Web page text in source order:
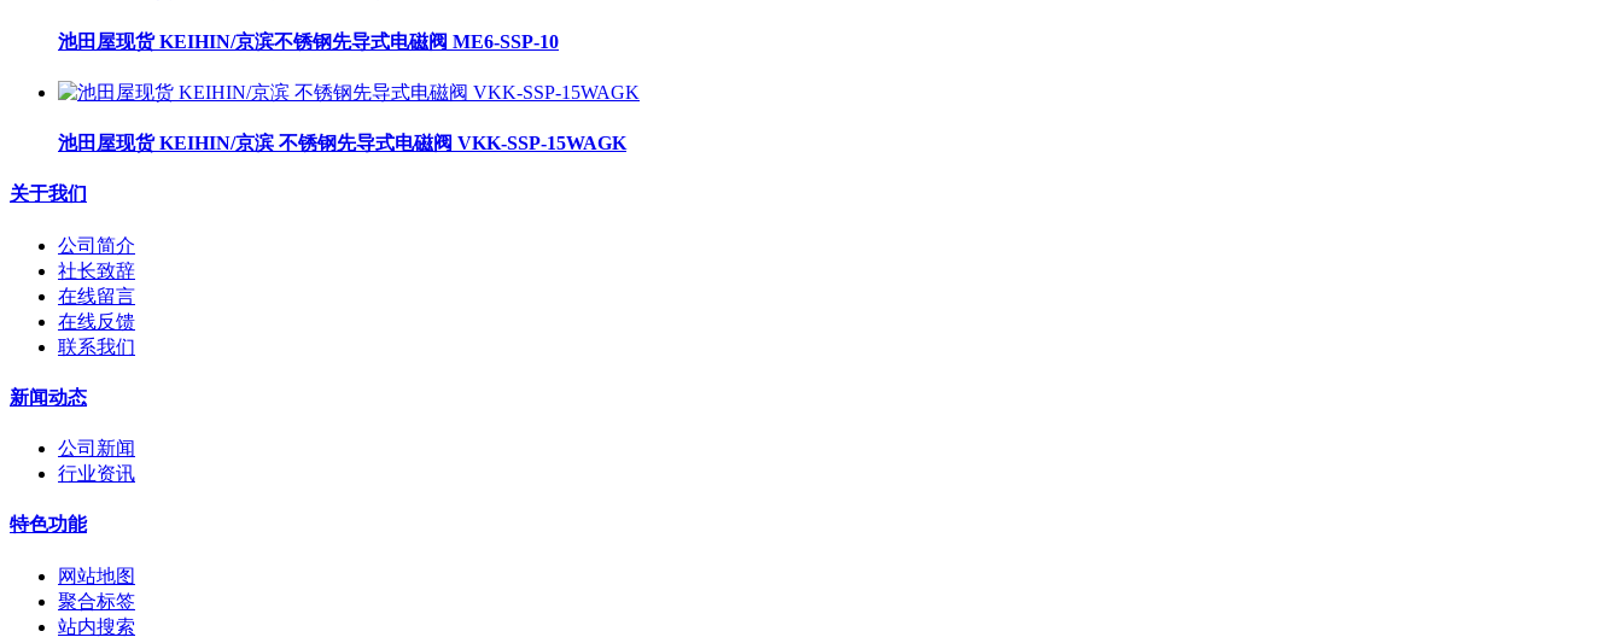
池田屋现货 KEIHIN/京滨不锈钢先导式电磁阀 ME6-SSP-10
池田屋现货 KEIHIN/京滨 不锈钢先导式电磁阀 VKK-SSP-15WAGK
关于我们
公司简介
社长致辞
在线留言
在线反馈
联系我们
新闻动态
公司新闻
行业资讯
特色功能
网站地图
聚合标签
站内搜索